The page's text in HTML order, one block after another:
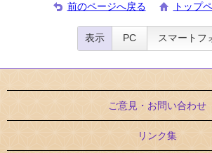
前のページへ戻る トップ
表示 PC スマートフ
ご意見・お問い合わせ
リンク集